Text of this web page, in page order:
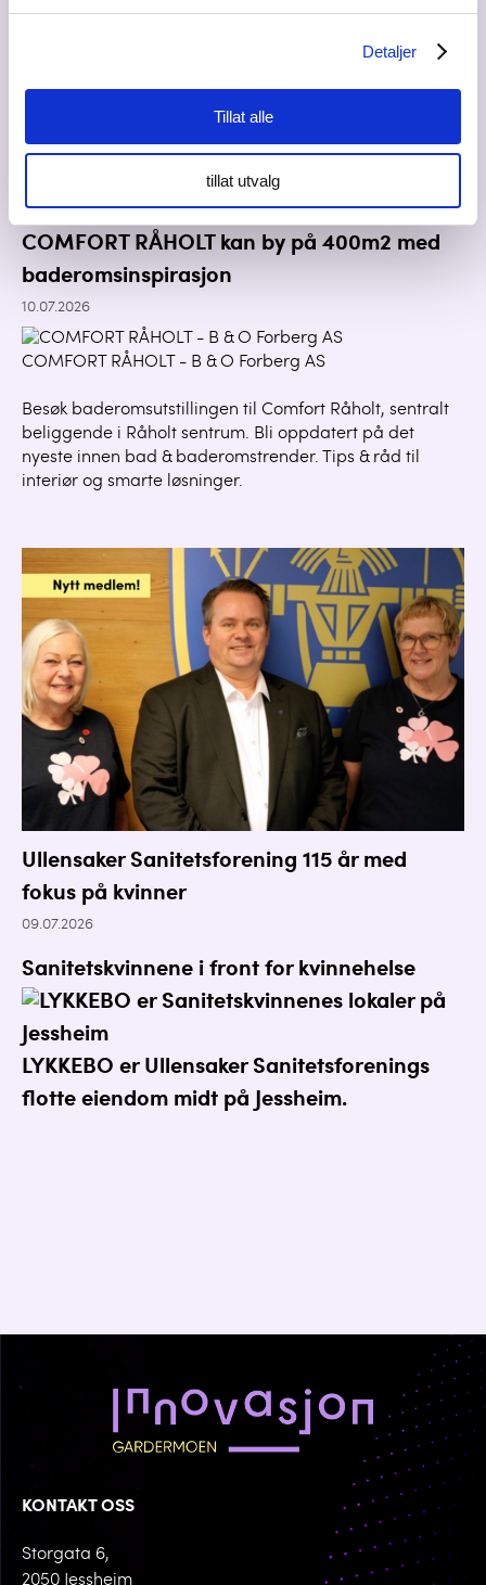
Detaljer
Tillat alle
tillat utvalg
COMFORT RÅHOLT kan by på 400m2 med
baderomsinspirasjon
10.07.2026
COMFORT RÅHOLT - B & O Forberg AS
Besøk baderomsutstillingen til Comfort Råholt, sentralt
beliggende i Råholt sentrum. Bli oppdatert på det
nyeste innen bad & baderomstrender. Tips & råd til
interiør og smarte løsninger.
Ullensaker Sanitetsforening 115 år med
fokus på kvinner
09.07.2026
Sanitetskvinnene i front for kvinnehelse
LYKKEBO er Ullensaker Sanitetsforenings
flotte eiendom midt på Jessheim.
KONTAKT OSS
Storgata 6,
2050 Jessheim